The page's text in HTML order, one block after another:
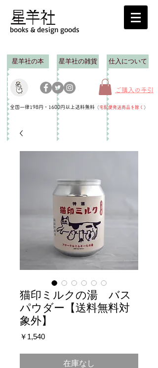
books & design goods
星羊社の本 星羊社の雑貨 仕入について
ご購入の手引
全国一律198円・1600円以上送料無料 （宅配便発送商品を除く ）
猫印ミルクの湯 バス
パウダー【送料無料対
象外】
￥1,540価
在庫なし